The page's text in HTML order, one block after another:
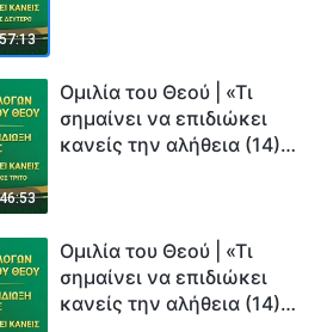
57:13
46:53
Ομιλία του Θεού | «Τι
σημαίνει να επιδιώκει
κανείς την αλήθεια (14)»
Ομιλία του Θεού | «Τι
σημαίνει να επιδιώκει
κανείς την αλήθεια (14)»